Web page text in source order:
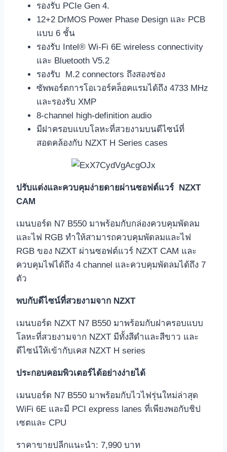
รองรับ PCIe Gen 4.
12+2 DrMOS Power Phase Design และ PCB
แบบ 6 ชั้น
รองรับ Intel® Wi-Fi 6E wireless connectivity
และ Bluetooth V5.2
รองรับ M.2 connectors ถึงสองช่อง
ซัพพอร์ตการโอเวอร์คล็อคแรมได้ถึง 4733 MHz
และรองรับ XMP
8-channel high-definition audio
มีฝาครอบแบบโลหะที่สวยงามบนดีไซน์ที่
สอดคล้องกับ NZXT H Series cases
ปรับแต่งและควบคุมง่ายดายผ่านซอฟต์แวร์ NZXT
CAM
เมนบอร์ด N7 B550 มาพร้อมกับกล่องควบคุมพัดลม
และไฟ RGB ทำให้สามารถควบคุมพัดลมและไฟ
RGB ของ NZXT ผ่านซอฟต์แวร์ NZXT CAM และ
ควบคุมไฟได้ถึง 4 channel และควบคุมพัดลมได้ถึง 7
ตัว
พบกับดีไซน์ที่สวยงามจาก NZXT
เมนบอร์ด NZXT N7 B550 มาพร้อมกับฝาครอบแบบ
โลหะที่สวยงามจาก NZXT มีทั้งสีดำและสีขาว และ
ดีไซน์ให้เข้ากับเคส NZXT H series
ประกอบคอมพิวเตอร์ได้อย่างง่ายได้
เมนบอร์ด N7 B550 มาพร้อมกับไวไฟรุ่นใหม่ล่าสุด
WiFi 6E และมี PCI express lanes ที่เพียงพอกับชิป
เซตและ CPU
ราคาขายปลีกแนะนำ: 7,990 บาท